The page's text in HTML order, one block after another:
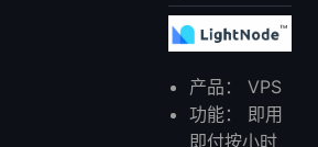
产品： VPS
功能： 即用
即付按小时